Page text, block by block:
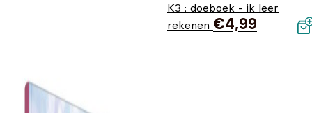
K3 : doeboek - ik leer
rekenen €4,99